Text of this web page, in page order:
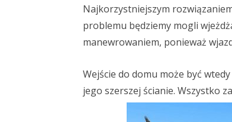
Najkorzystniejszym
problemu będziemy mogli
manewrowaniem, ponieważ
Wejście do domu może być
jego szerszej ścianie. Wszystko